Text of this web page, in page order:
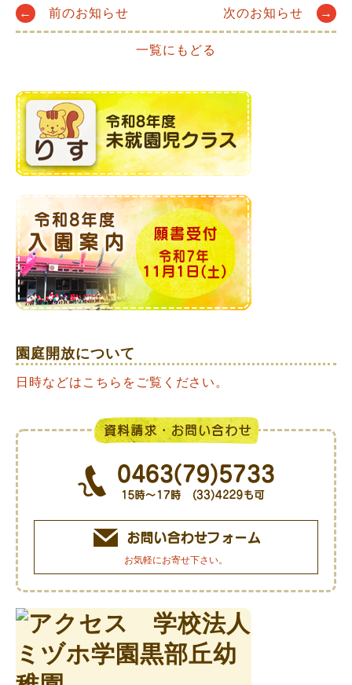
Post
← 前のお知らせ 次のお知らせ →
一覧にもどる
園庭開放について
日時などはこちらをご覧ください。
お気軽にお寄せ下さい。